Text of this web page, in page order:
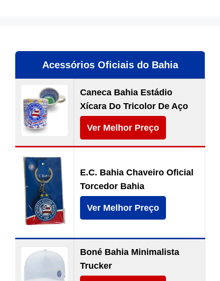
Acessórios Oficiais do Bahia
Caneca Bahia Estádio
Xícara Do Tricolor De Aço
Ver Melhor Preço
E.C. Bahia Chaveiro Oficial
Torcedor Bahia
Ver Melhor Preço
Boné Bahia Minimalista
Trucker